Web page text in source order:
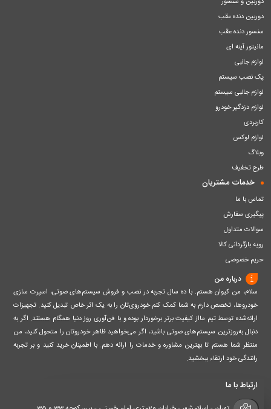
دوربین دنده عقب
سنسور دنده عقب
مانیتور آینه ای
لوازم جانبی
پک نصب سیستم
لوازم جانبی سیستم
لوازم دزدگیر خودرو
کاربردی
لوازم لوکس
وبلاگ
طرح تخفیف
خدمات مشتریان
تماس با ما
پیگیری سفارش
سوالات متداول
رویه بازگردانی کالا
حریم خصوصی
درباره من
سلام، من کیوان هستم. با ده سال تجربه در نصب و فروش سیستم‌های صوتی، اسپرت سازی
خودروها، تخصص دارم به شما کمک کنم خودروی‌تان را به یک اثر خاص تبدیل کنید. تجهیزات
ارائه‌شده توسط تیم مااز کیفیت برتر برخوردار بوده و با فن‌آوری روز دنیا همگام هستند. اگر به
دنبال به‌روزترین سیستم‌های صوتی باشید، اگر می‌خواهید ظاهر خودروتان را متحول کنید، من
منتظر شما هستم تا بهترین مشاوره و خدمات را ارائه دهم. با اطمینان خرید کنید و بر تجربه
رانندگی خود ارتقاء ببخشید.
ارتباط با ما